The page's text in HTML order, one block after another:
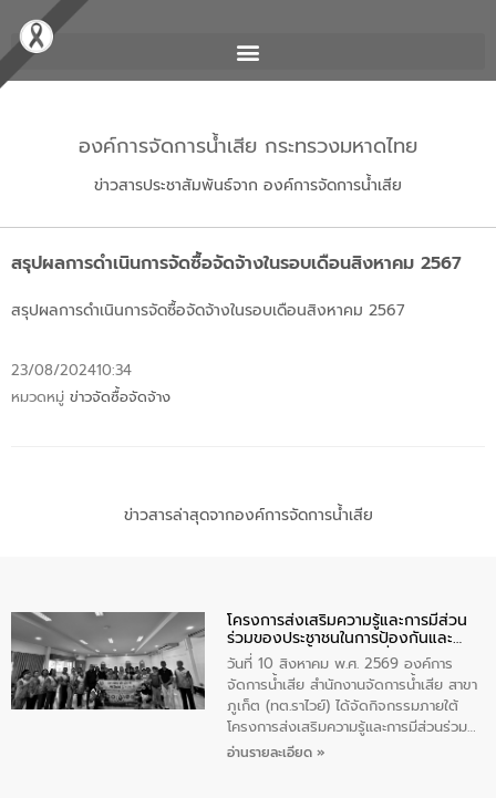
องค์การจัดการน้ำเสีย กระทรวงมหาดไทย
ข่าวสารประชาสัมพันธ์จาก องค์การจัดการน้ำเสีย
สรุปผลการดำเนินการจัดซื้อจัดจ้างในรอบเดือนสิงหาคม 2567
สรุปผลการดำเนินการจัดซื้อจัดจ้างในรอบเดือนสิงหาคม 2567
23/08/202410:34
หมวดหมู่ ข่าวจัดซื้อจัดจ้าง
ข่าวสารล่าสุดจากองค์การจัดการน้ำเสีย
โครงการส่งเสริมความรู้และการมีส่วน
ร่วมของประชาชนในการป้องกันและ
แก้ไขปัญหาน้ำเสียอย่างยั่งยืน
วันที่ 10 สิงหาคม พ.ศ. 2569 องค์การ
จัดการน้ำเสีย สำนักงานจัดการน้ำเสีย สาขา
ภูเก็ต (ทต.ราไวย์) ได้จัดกิจกรรมภายใต้
โครงการส่งเสริมความรู้และการมีส่วนร่วม
ของประชาชนในการป้องกันและแก้ไขปัญหา
อ่านรายละเอียด »